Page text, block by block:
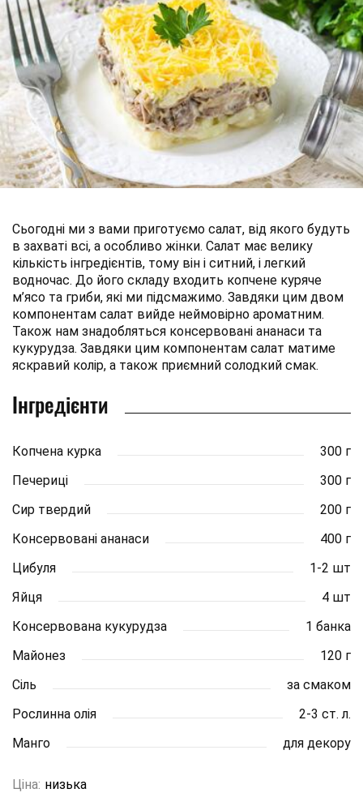
Сьогодні ми з вами приготуємо салат, від якого будуть
в захваті всі, а особливо жінки. Салат має велику
кількість інгредієнтів, тому він і ситний, і легкий
водночас. До його складу входить копчене куряче
м’ясо та гриби, які ми підсмажимо. Завдяки цим двом
компонентам салат вийде неймовірно ароматним.
Також нам знадобляться консервовані ананаси та
кукурудза. Завдяки цим компонентам салат матиме
яскравий колір, а також приємний солодкий смак.
Інгредієнти
Копчена курка
300 г
Печериці
300 г
Сир твердий
200 г
Консервовані ананаси
400 г
Цибуля
1-2 шт
Яйця
4 шт
Консервована кукурудза
1 банка
Майонез
120 г
Сіль
за смаком
Рослинна олія
2-3 ст. л.
Манго
для декору
Ціна: низька